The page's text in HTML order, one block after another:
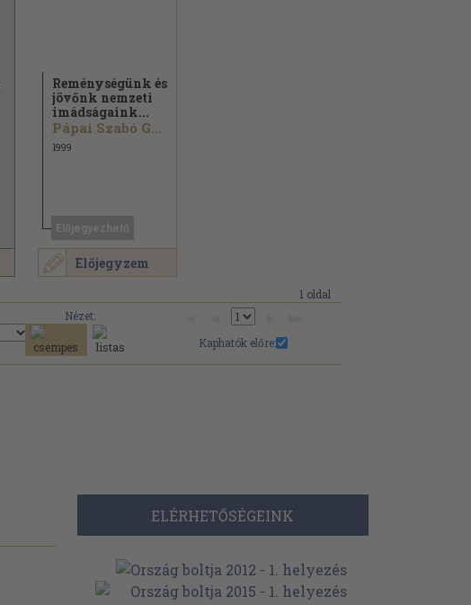
Előjegyzem
Reménységünk és
jövőnk nemzeti
imádságaink...
Pápai Szabó György...
1999
1 oldal
Nézet:
Kaphatók előre:
ELÉRHETŐSÉGEINK